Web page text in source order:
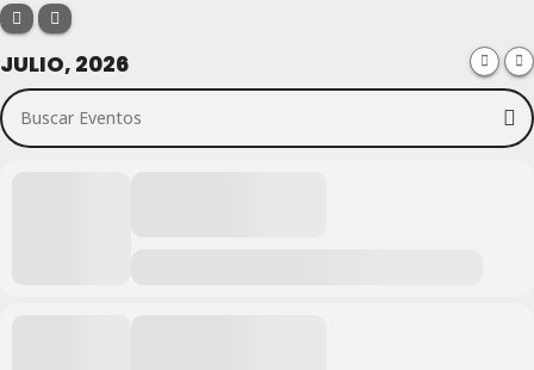
JULIO, 2026
Buscar Eventos